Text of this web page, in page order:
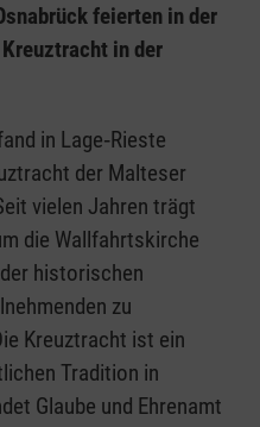
feierten in der
in der
in Lage‑Rieste
der Malteser
vielen Jahren trägt
die Wallfahrtskirche
historischen
zu
Kreuztracht ist ein
Tradition in
Glaube und Ehrenamt